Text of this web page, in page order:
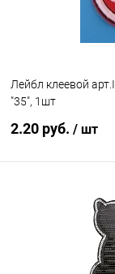
Лейбл клеевой
"35", 1шт
2.20 руб. / шт
Купить в 1 клик